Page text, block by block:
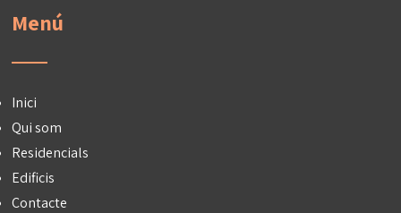
Menú
Inici
Qui som
Residencials
Edificis
Contacte